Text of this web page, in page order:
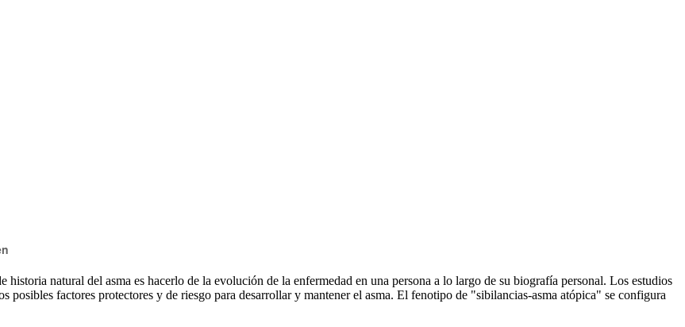
historia natural del asma es hacerlo de la evolución de la enfermedad en una persona a lo largo de su biografía personal. Los estudios
posibles factores protectores y de riesgo para desarrollar y mantener el asma. El fenotipo de "sibilancias-asma atópica" se configura